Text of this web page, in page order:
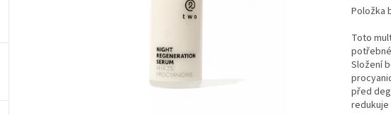
Položka
Toto
Složení
před